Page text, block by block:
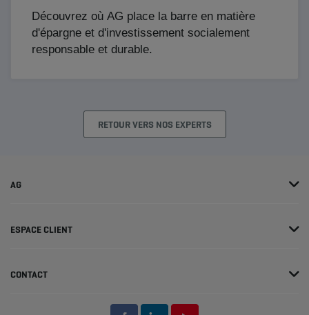
Découvrez où AG place la barre en matière
d'épargne et d'investissement socialement
responsable et durable.
RETOUR VERS NOS EXPERTS
AG
ESPACE CLIENT
CONTACT